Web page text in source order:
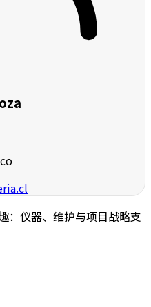
：仪器、维护与项目战略支